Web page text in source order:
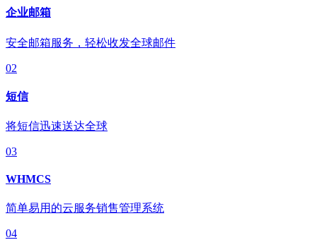
企业邮箱
安全邮箱服务，轻松收发全球邮件
02
短信
将短信迅速送达全球
03
WHMCS
简单易用的云服务销售管理系统
04